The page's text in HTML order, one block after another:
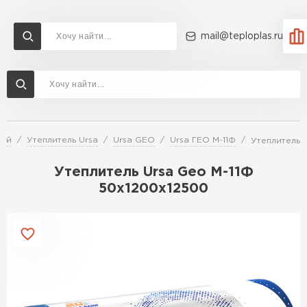
mail@teploplas.ru
Утеплитель Ursa Ursa GEO Ursa ГЕО М-11Ф Утеплитель
Утеплитель Ursa Geo М-11Ф
50х1200х12500
Доставка и оплата
Утеплитель Ветонит
Утеплитель Технониколь
Утеплитель Rockwool